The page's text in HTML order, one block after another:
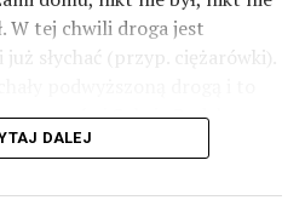
W tej chwili droga jest
słychać (przyp. ciężarówki).
– mówi Sylwia Rudak,
normy i to co było
DALEJ